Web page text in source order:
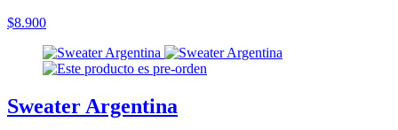
$8.900
Sweater Argentina